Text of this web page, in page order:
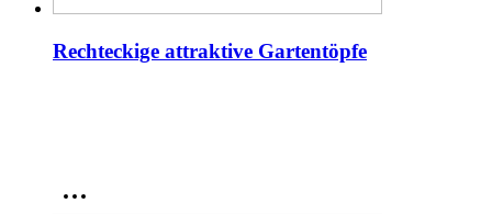
Rechteckige attraktive Gartentöpfe